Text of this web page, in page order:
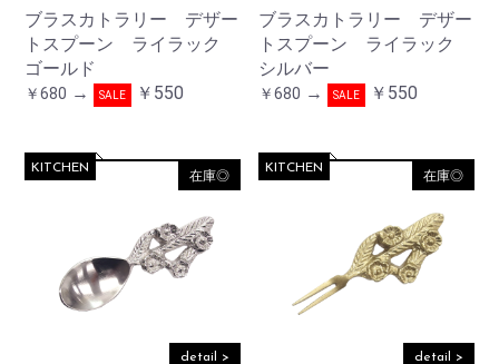
ブラスカトラリー デザー
トスプーン ライラック
ゴールド
￥680 → SALE ￥550
ブラスカトラリー デザー
トスプーン ライラック
シルバー
￥680 → SALE ￥550
在庫◎
detail >
KITCHEN 在庫◎
detail >
KITCHEN